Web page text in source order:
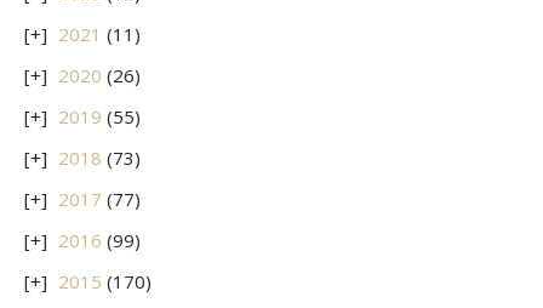
2021 (11)
2020 (26)
2019 (55)
2018 (73)
2017 (77)
2016 (99)
2015 (170)